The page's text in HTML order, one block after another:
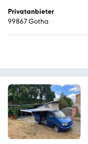
Privatanbieter
99867 Gotha